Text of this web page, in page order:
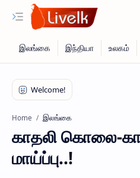
Home இலங்கை
காதலி கொலை-
மாய்ப்பு..!